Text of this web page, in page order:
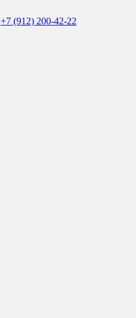
+7 (912) 200-42-22